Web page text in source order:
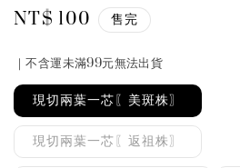
Regular
NT$ 100 售完
｜不含運未滿99元無法出貨
現切兩葉一芯〖美斑株〗
現切兩葉一芯〖返祖株〗